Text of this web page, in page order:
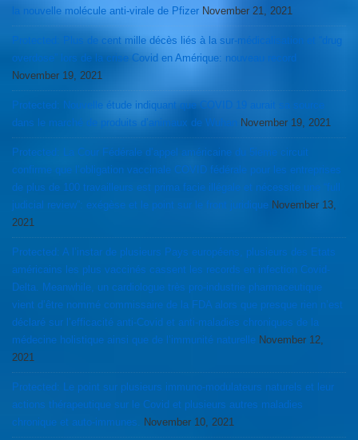
la nouvelle molécule anti-virale de Pfizer November 21, 2021
Protected: Plus de cent mille décès liés à la sur-médicalisation et “drug
overdose” lors de la crise Covid en Amérique: nouveau record
November 19, 2021
Protected: Nouvelle étude indiquant que COVID 19 aurait sa source
dans le marché de produits d’animaux de Wuhan November 19, 2021
Protected: La Cour Fédérale d’appel américaine du 5ieme circuit
confirme que l’obligation vaccinale COVID fédérale pour les entreprises
de plus de 100 travailleurs est prima facie illégale et nécessite une “full
judicial review”: exégèse et le point sur le front juridique November 13,
2021
Protected: A l’instar de plusieurs Pays européens, plusieurs des Etats
américains les plus vaccinés cassent les records en infection Covid-
Delta. Meanwhile, un cardiologue très pro-industrie pharmaceutique
vient d’être nommé commissaire de la FDA alors que presque rien n’est
déclaré sur l’efficacité anti-Covid et anti-maladies chroniques de la
médecine holistique ainsi que de l’immunité naturelle November 12,
2021
Protected: Le point sur plusieurs immuno-modulateurs naturels et leur
actions thérapeutique sur le Covid et plusieurs autres maladies
chronique et auto-immunes.
November 10, 2021